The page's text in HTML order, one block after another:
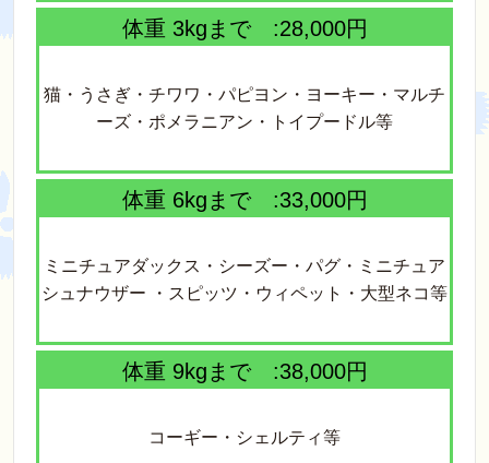
体重 3kgまで :28,000円
猫・うさぎ・チワワ・パピヨン・ヨーキー・マルチ
ーズ・ポメラニアン・トイプードル等
体重 6kgまで :33,000円
ミニチュアダックス・シーズー・パグ・ミニチュア
シュナウザー ・スピッツ・ウィペット・大型ネコ等
体重 9kgまで :38,000円
コーギー・シェルティ等